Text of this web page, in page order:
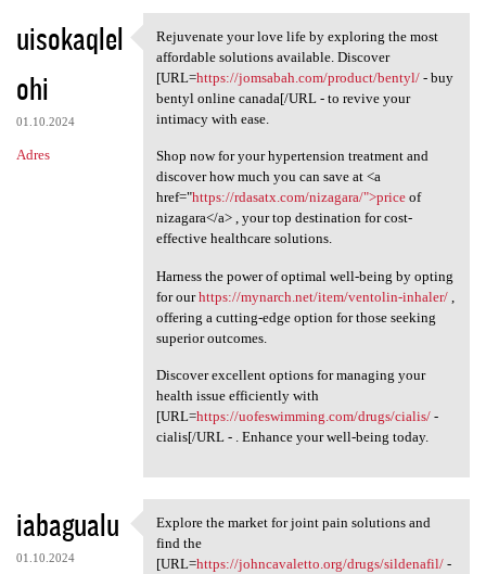
uisokaqlel
ohi
01.10.2024
Adres
Rejuvenate your love life by
Rejuvenate your love life by exploring the most
affordable solutions available. Discover
[URL=https://jomsabah.com/product/bentyl/- buy
bentyl online canada[/URL - to revive your
intimacy with ease.
Shop now for your hypertension treatment and
discover how much you can save at <a
href="https://rdasatx.com/nizagara/">priceof
nizagara</a> , your top destination for cost-
effective healthcare solutions.
Harness the power of optimal well-being by opting
for ourhttps://mynarch.net/item/ventolin-inhaler/,
offering a cutting-edge option for those seeking
superior outcomes.
Discover excellent options for managing your
health issue efficiently with
[URL=https://uofeswimming.com/drugs/cialis/-
cialis[/URL - . Enhance your well-being today.
iabagualu
01.10.2024
Explore the market for joint
Explore the market for joint pain solutions and
find the
[URL=https://johncavaletto.org/drugs/sildenafil/-